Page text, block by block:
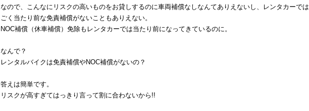
なので、こんなにリスクの高いものをお貸しするのに車両補償なしなんてありえないし、レンタカーでは
ごく当たり前な免責補償がないこともありえない。
NOC補償（休車補償）免除もレンタカーでは当たり前になってきているのに。
なんで？
レンタルバイクは免責補償やNOC補償がないの？
答えは簡単です。
リスクが高すぎてはっきり言って割に合わないから!!